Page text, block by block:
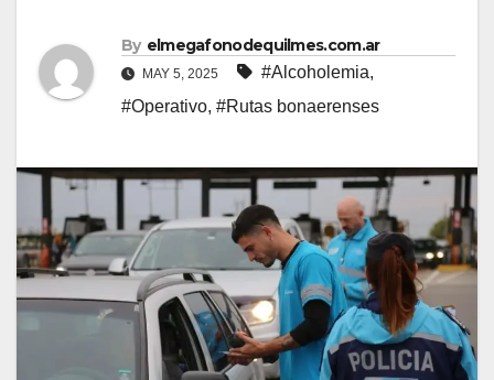
By elmegafonodequilmes.com.ar
MAY 5, 2025 #Alcoholemia,
#Operativo, #Rutas bonaerenses